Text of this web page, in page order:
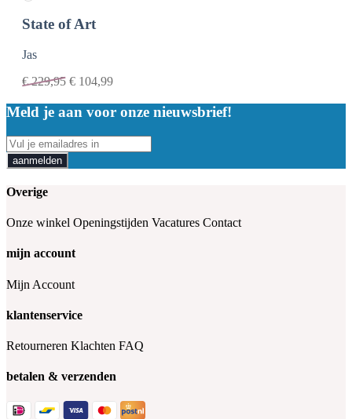
State of Art
Jas
€229,95 € 104,99
Meld je aan voor onze nieuwsbrief!
aanmelden
Overige
Onze winkel Openingstijden Vacatures Contact
mijn account
Mijn Account
klantenservice
Retourneren Klachten FAQ
betalen & verzenden